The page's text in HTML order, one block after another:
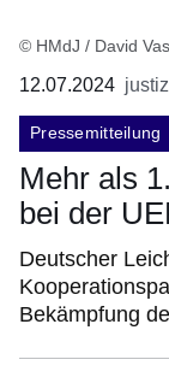
© HMdJ / David
12.07.2024
Pressemitteilung
Mehr als
bei der
Deutscher
Bekämpfung